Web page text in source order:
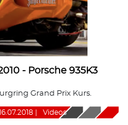
- Porsche 935K3
Grand Prix Kurs.
Videos